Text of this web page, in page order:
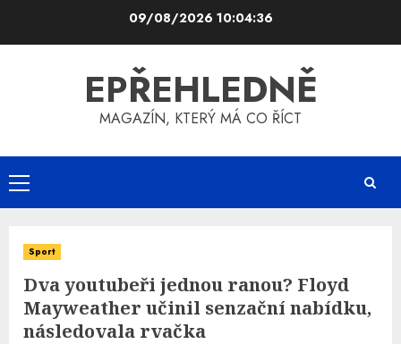
09/08/2026 10:04:36
EPŘEHLEDNĚ
MAGAZÍN, KTERÝ MÁ CO ŘÍCT
Primary
Menu
Sport
Dva youtubeři jednou ranou? Floyd
Mayweather učinil senzační nabídku,
následovala rvačka